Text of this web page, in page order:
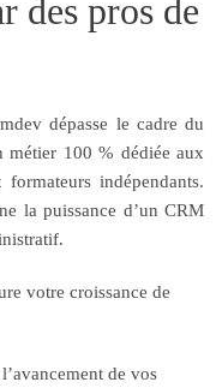
des pros de
dépasse le cadre du
100 % dédiée aux
indépendants.
la puissance d’un CRM
votre croissance de
de vos